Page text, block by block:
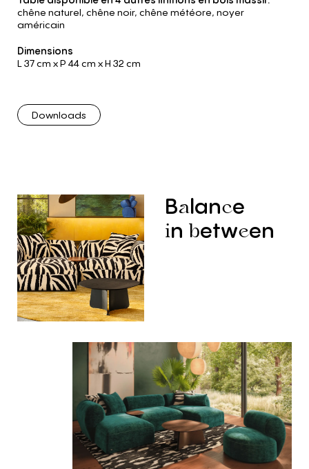
chêne naturel, chêne noir, chêne météore, noyer
américain
Dimensions
L 37 cm x P 44 cm x H 32 cm
Downloads
Balance
in between